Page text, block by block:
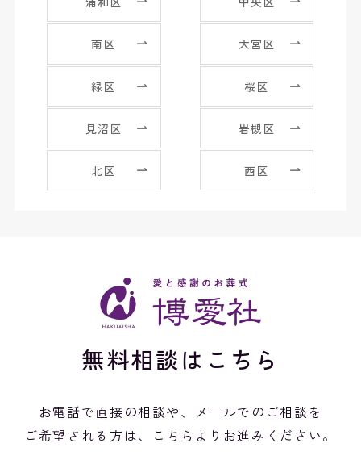
南区 大宮区
緑区 桜区
見沼区 岩槻区
北区 西区
無料相談はこちら
お電話で直接の相談や、メールでのご相談を
ご希望される方は、こちらよりお進みください。